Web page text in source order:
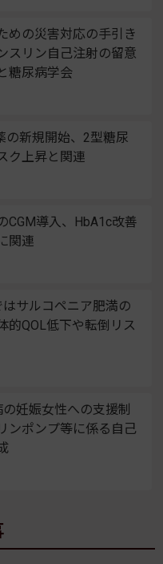
めの災害対応の手引き
リン自己注射の留意
糖尿病学会
の新規開始、2型糖尿
ク上昇と関連
CGM導入、HbA1c改善
関連
サルコペニア肥満の
QOL低下や転倒リス
妊娠女性への支援制
ポンプ等に係る自己